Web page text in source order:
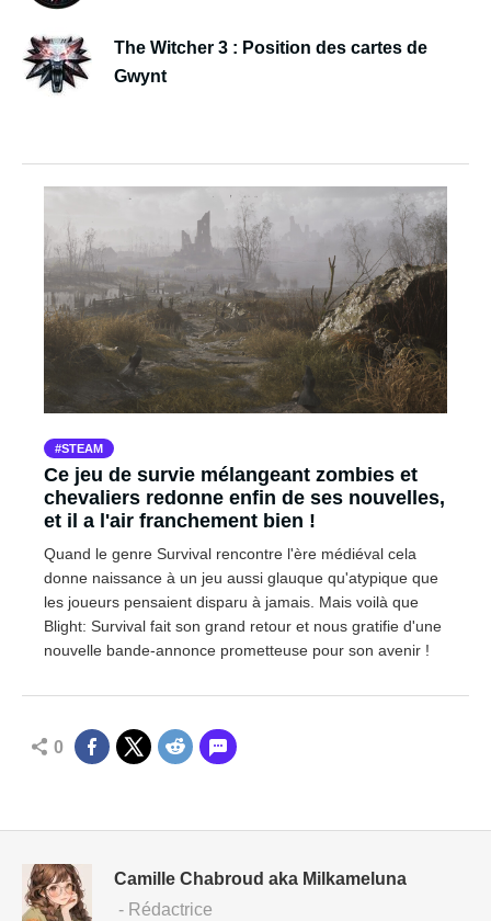
The Witcher 3 : Position des cartes de
Gwynt
STEAM
Ce jeu de survie mélangeant zombies et
chevaliers redonne enfin de ses nouvelles,
et il a l'air franchement bien !
Quand le genre Survival rencontre l'ère médiéval cela
donne naissance à un jeu aussi glauque qu'atypique que
les joueurs pensaient disparu à jamais. Mais voilà que
Blight: Survival fait son grand retour et nous gratifie d'une
nouvelle bande-annonce prometteuse pour son avenir !
0
Camille Chabroud aka Milkameluna
- Rédactrice